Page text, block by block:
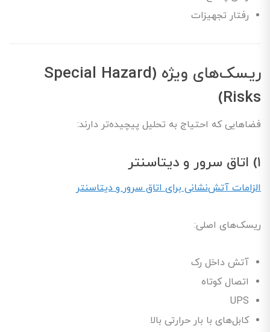
رفتار تجهیزات
ریسک‌های ویژه (Special Hazard
Risks)
فضاهایی که احتیاج به تحلیل پیچیده‌تر دارند:
۱) اتاق سرور و دیتاسنتر
الزامات آتش‌نشانی برای اتاق سرور و دیتاسنتر
ریسک‌های اصلی:
آتش داخل رک
اتصال کوتاه
UPS
کابل‌های با بار حرارتی بالا